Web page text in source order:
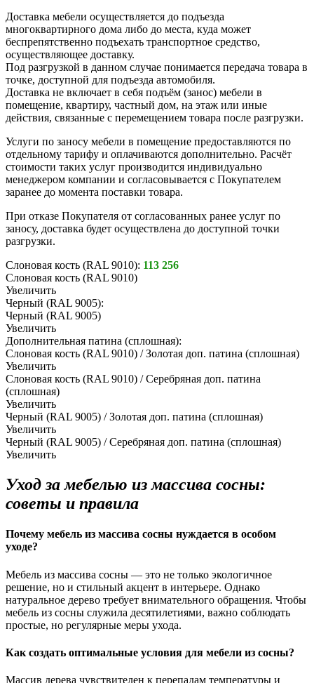
Доставка мебели осуществляется до подъезда
многоквартирного дома либо до места, куда может
беспрепятственно подъехать транспортное средство,
осуществляющее доставку.
Под разгрузкой в данном случае понимается передача товара в
точке, доступной для подъезда автомобиля.
Доставка не включает в себя подъём (занос) мебели в
помещение, квартиру, частный дом, на этаж или иные
действия, связанные с перемещением товара после разгрузки.
Услуги по заносу мебели в помещение предоставляются по
отдельному тарифу и оплачиваются дополнительно. Расчёт
стоимости таких услуг производится индивидуально
менеджером компании и согласовывается с Покупателем
заранее до момента поставки товара.
При отказе Покупателя от согласованных ранее услуг по
заносу, доставка будет осуществлена до доступной точки
разгрузки.
Слоновая кость (RAL 9010): 113 256
Слоновая кость (RAL 9010)
Увеличить
Черный (RAL 9005):
Черный (RAL 9005)
Увеличить
Дополнительная патина (сплошная):
Слоновая кость (RAL 9010) / Золотая доп. патина (сплошная)
Увеличить
Слоновая кость (RAL 9010) / Серебряная доп. патина
(сплошная)
Увеличить
Черный (RAL 9005) / Золотая доп. патина (сплошная)
Увеличить
Черный (RAL 9005) / Серебряная доп. патина (сплошная)
Увеличить
Уход за мебелью из массива сосны:
советы и правила
Почему мебель из массива сосны нуждается в особом
уходе?
Мебель из массива сосны — это не только экологичное
решение, но и стильный акцент в интерьере. Однако
натуральное дерево требует внимательного обращения. Чтобы
мебель из сосны служила десятилетиями, важно соблюдать
простые, но регулярные меры ухода.
Как создать оптимальные условия для мебели из сосны?
Массив дерева чувствителен к перепадам температуры и